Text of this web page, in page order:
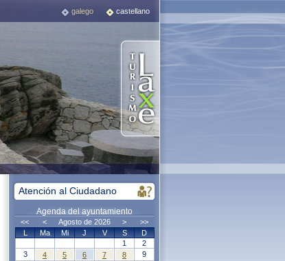
galego castellano
Atención al Ciudadano
Agenda del ayuntamiento
<< < Agosto de 2026 >
>>
L
Ma Mi J V S
D
1
2
3
4 5 6 7 8
9